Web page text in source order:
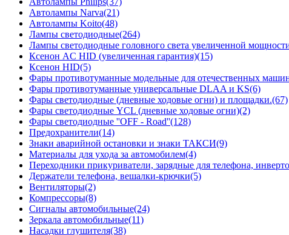
Автолампы Narva(21)
Автолампы Koito(48)
Лампы светодиодные(264)
Лампы светодиодные головного света увеличенной
Ксенон AC HID (увеличенная гарантия)(15)
Ксенон HID(5)
Фары противотуманные модельные для отечественных
Фары противотуманные универсальные DLAA и KS(6)
Фары светодиодные (дневные ходовые огни) и площадки.(67)
Фары светодиодные YCL (дневные ходовые огни)(2)
Фары светодиодные ''OFF - Road''(128)
Предохранители(14)
Знаки аварийной остановки и знаки ТАКСИ(9)
Материалы для ухода за автомобилем(4)
Переходники прикуриватели, зарядные для телефона,
Держатели телефона, вешалки-крючки(5)
Вентиляторы(2)
Компрессоры(8)
Сигналы автомобильные(24)
Зеркала автомобильные(11)
Насадки глушителя(38)